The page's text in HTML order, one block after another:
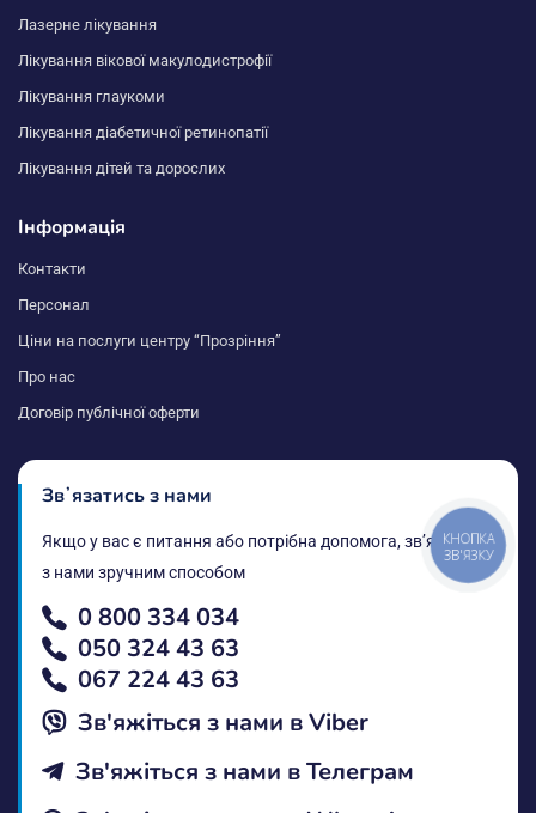
Лазерне лікування
Лікування вікової макулодистрофії
Лікування глаукоми
Лікування діабетичної ретинопатії
Лікування дітей та дорослих
Інформація
Контакти
Персонал
Ціни на послуги центру “Прозріння”
Про нас
Договір публічної оферти
Звʼязатись з нами
Якщо у вас є питання або потрібна допомога, звʼяжіться
з нами зручним способом
0 800 334 034
050 324 43 63
067 224 43 63
Зв'яжіться з нами в Vіber
Зв'яжіться з нами в Телеграм
КНОПКА
ЗВ'ЯЗКУ